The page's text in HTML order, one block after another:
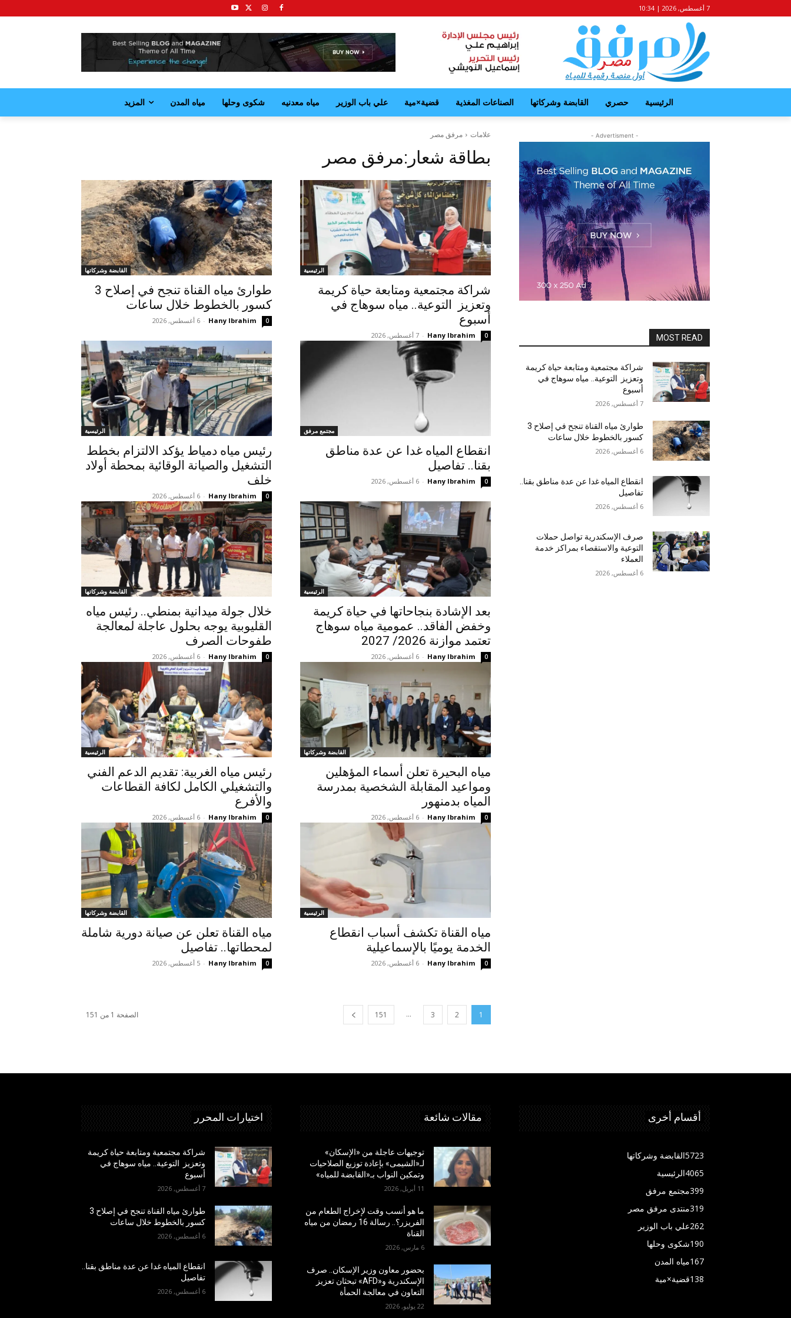
7 أغسطس, 2026 | 10:34
الرئيسية حصري القابضة وشركاتها الصناعات المغذية قضية×مية علي باب الوزير مياه معدنيه شكوى وحلها مياه المدن المزيد
علامات مرفق مصر
بطاقة شعار:مرفق مصر
الرئيسية
شراكة مجتمعية ومتابعة حياة كريمة
وتعزيز التوعية.. مياه سوهاج في
أسبوع
Hany Ibrahim
- 7 أغسطس, 2026 0
القابضة وشركاتها
طوارئ مياه القناة تنجح في إصلاح 3
كسور بالخطوط خلال ساعات
Hany Ibrahim
- 6 أغسطس, 2026 0
مجتمع مرفق
انقطاع المياه غدا عن عدة مناطق
بقنا.. تفاصيل
Hany Ibrahim
- 6 أغسطس, 2026 0
الرئيسية
رئيس مياه دمياط يؤكد الالتزام بخطط
التشغيل والصيانة الوقائية بمحطة أولاد
خلف
Hany Ibrahim
- 6 أغسطس, 2026 0
الرئيسية
بعد الإشادة بنجاحاتها في حياة كريمة
وخفض الفاقد.. عمومية مياه سوهاج
تعتمد موازنة 2026/ 2027
Hany Ibrahim
- 6 أغسطس, 2026 0
القابضة وشركاتها
خلال جولة ميدانية بمنطي.. رئيس مياه
القليوبية يوجه بحلول عاجلة لمعالجة
طفوحات الصرف
Hany Ibrahim
- 6 أغسطس, 2026 0
القابضة وشركاتها
مياه البحيرة تعلن أسماء المؤهلين
ومواعيد المقابلة الشخصية بمدرسة
المياه بدمنهور
Hany Ibrahim
- 6 أغسطس, 2026 0
الرئيسية
رئيس مياه الغربية: تقديم الدعم الفني
والتشغيلي الكامل لكافة القطاعات
والأفرع
Hany Ibrahim
- 6 أغسطس, 2026 0
الرئيسية
مياه القناة تكشف أسباب انقطاع
الخدمة يوميًا بالإسماعيلية
Hany Ibrahim
- 6 أغسطس, 2026 0
القابضة وشركاتها
مياه القناة تعلن عن صيانة دورية شاملة
لمحطاتها.. تفاصيل
Hany Ibrahim
- 5 أغسطس, 2026 0
1
2
3
...
151 الصفحة 1 من 151
- Advertisment -
MOST READ
شراكة مجتمعية ومتابعة حياة كريمة
وتعزيز التوعية.. مياه سوهاج في
أسبوع
7 أغسطس, 2026
طوارئ مياه القناة تنجح في إصلاح 3
كسور بالخطوط خلال ساعات
6 أغسطس, 2026
انقطاع المياه غدا عن عدة مناطق بقنا..
تفاصيل
6 أغسطس, 2026
صرف الإسكندرية تواصل حملات
التوعية والاستقصاء بمراكز خدمة
العملاء
6 أغسطس, 2026
اختيارات المحرر
شراكة مجتمعية ومتابعة حياة كريمة
وتعزيز التوعية.. مياه سوهاج في
أسبوع
7 أغسطس, 2026
طوارئ مياه القناة تنجح في إصلاح 3
كسور بالخطوط خلال ساعات
6 أغسطس, 2026
انقطاع المياه غدا عن عدة مناطق بقنا..
تفاصيل
6 أغسطس, 2026
مقالات شائعة
توجيهات عاجلة من «الإسكان»
لـ«الشيمى» بإعادة توزيع الصلاحيات
وتمكين النواب بـ«القابضة للمياه»
11 أبريل, 2026
ما هو أنسب وقت لإخراج الطعام من
الفريزر؟.. رسالة 16 رمضان من مياه
القناة
6 مارس, 2026
بحضور معاون وزير الإسكان.. صرف
الإسكندرية و«AFD» تبحثان تعزيز
التعاون في معالجة الحمأة
22 يوليو, 2026
أقسام أخرى
القابضة وشركاتها5723
الرئيسية4065
مجتمع مرفق399
منتدى مرفق مصر319
علي باب الوزير262
شكوى وحلها190
مياه المدن167
قضية×مية138